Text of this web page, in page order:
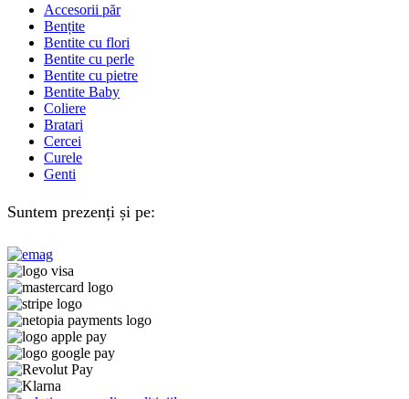
Accesorii păr
Bențite
Bentite cu flori
Bentite cu perle
Bentite cu pietre
Bentite Baby
Coliere
Bratari
Cercei
Curele
Genti
Suntem prezenți și pe: